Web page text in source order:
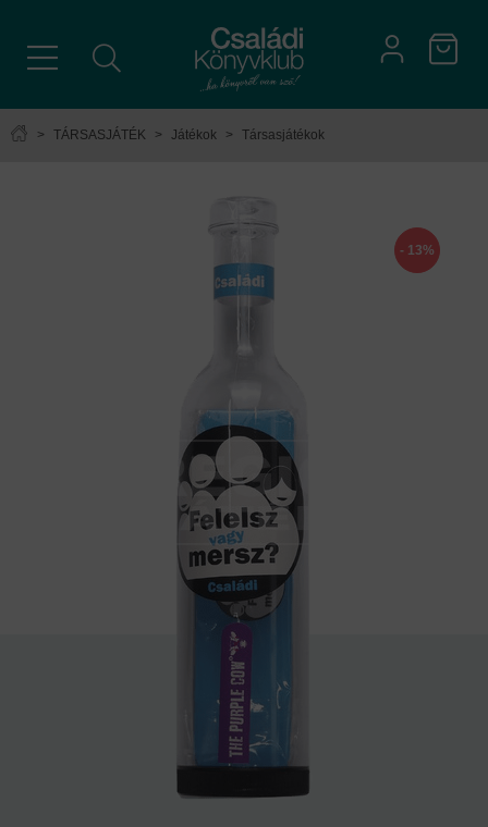
> TÁRSASJÁTÉK > Játékok > Társasjátékok
- 13%